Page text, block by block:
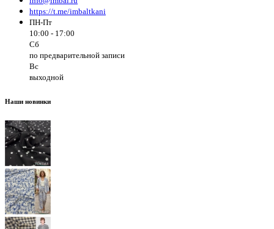
https://t.me/imbaltkani
ПН-Пт
10:00 - 17:00
Сб
по предварительной записи
Вс
выходной
Наши новинки